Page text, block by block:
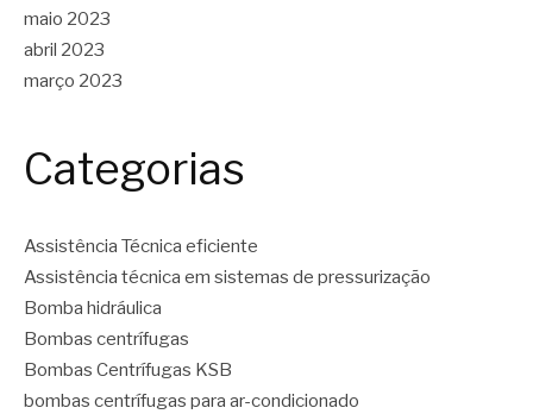
maio 2023
abril 2023
março 2023
Categorias
Assistência Técnica eficiente
Assistência técnica em sistemas de pressurização
Bomba hidráulica
Bombas centrífugas
Bombas Centrífugas KSB
bombas centrífugas para ar-condicionado